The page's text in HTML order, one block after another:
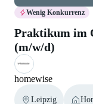
Wenig Konkurrenz
Praktikum im
(m/w/d)
homewise
Leipzig